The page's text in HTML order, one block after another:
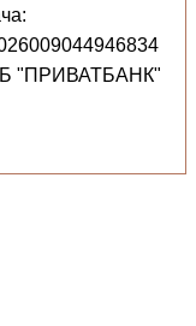
"ПРИВАТБАНК"